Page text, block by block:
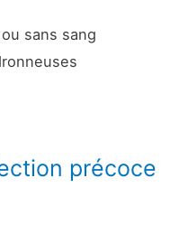
sans sang
précoce